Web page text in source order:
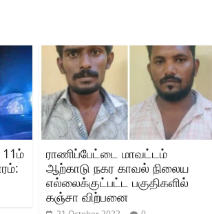
ராணிப்பேட்டை மாவட்டம்
ஆற்காடு நகர காவல் நிலைய
எல்லைக்குட்பட்ட பகுதிகளில்
கஞ்சா விற்பனை